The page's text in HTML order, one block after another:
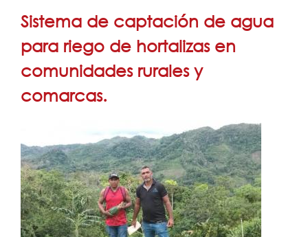
Investigación y Transferencia
Sistema de captación de agua
para riego de hortalizas en
comunidades rurales y
comarcas.